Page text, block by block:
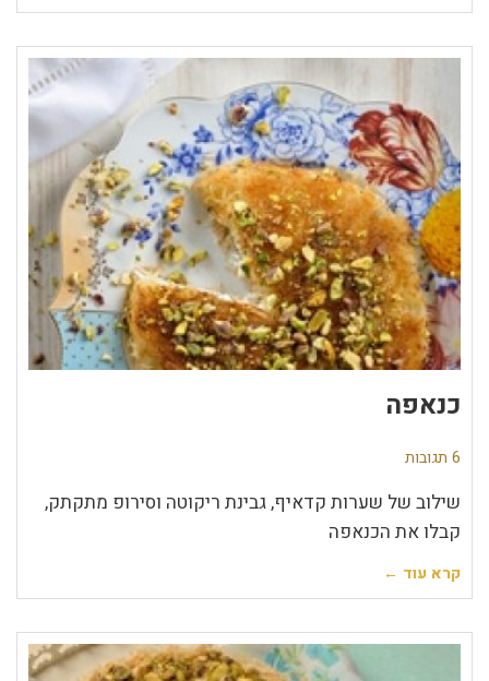
כנאפה
6 תגובות
שילוב של שערות קדאיף, גבינת ריקוטה וסירופ מתקתק,
קבלו את הכנאפה
קרא עוד ←